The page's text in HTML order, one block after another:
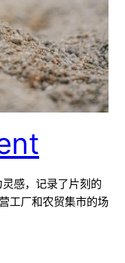
感，记录了片刻的
工厂和农贸集市的场